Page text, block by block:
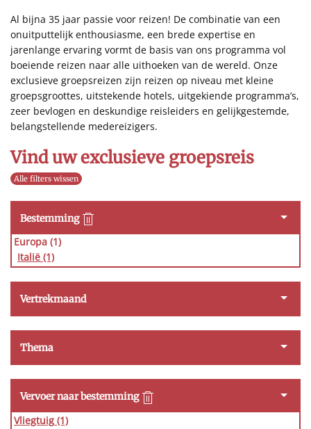
Al bijna 35 jaar passie voor reizen! De combinatie van een
onuitputtelijk enthousiasme, een brede expertise en
jarenlange ervaring vormt de basis van ons programma vol
boeiende reizen naar alle uithoeken van de wereld. Onze
exclusieve groepsreizen zijn reizen op niveau met kleine
groepsgroottes, uitstekende hotels, uitgekiende programma’s,
zeer bevlogen en deskundige reisleiders en gelijkgestemde,
belangstellende medereizigers.
Vind uw exclusieve groepsreis
Alle filters wissen
Bestemming
Europa (1)
Italië (1)
Vertrekmaand
Thema
Vervoer naar bestemming
Vliegtuig (1)